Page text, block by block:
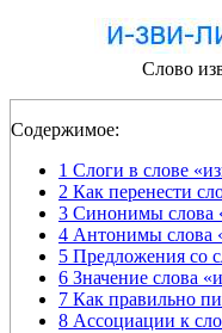
Слово
Содержимое:
1 Слоги в слове
2 Как перенести
3 Синонимы слова
4 Антонимы слова
5 Предложения со
6 Значение слова
7 Как правильно
8 Ассоциации к